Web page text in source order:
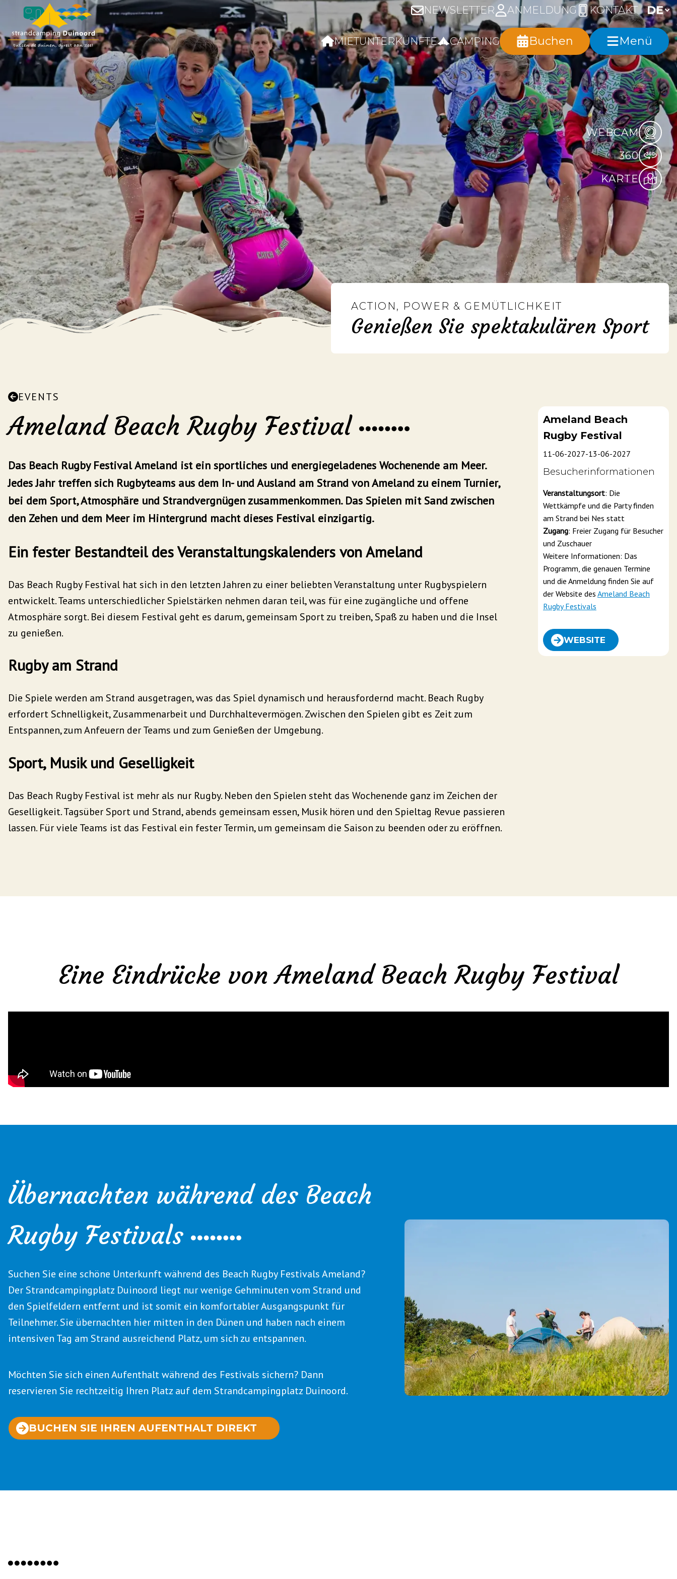
WEBCAM
360
KARTE
NEWSLETTER ANMELDUNG KONTAKT
MIETUNTERKÜNFTE CAMPING Buchen Menü
ACTION, POWER & GEMÜTLICHKEIT
Genießen Sie spektakulären Sport
EVENTS
Ameland Beach Rugby Festival
Das Beach Rugby Festival Ameland ist ein sportliches und energiegeladenes Wochenende am Meer.
Jedes Jahr treffen sich Rugbyteams aus dem In- und Ausland am Strand von Ameland zu einem Turnier,
bei dem Sport, Atmosphäre und Strandvergnügen zusammenkommen. Das Spielen mit Sand zwischen
den Zehen und dem Meer im Hintergrund macht dieses Festival einzigartig.
Ein fester Bestandteil des Veranstaltungskalenders von Ameland
Das Beach Rugby Festival hat sich in den letzten Jahren zu einer beliebten Veranstaltung unter Rugbyspielern
entwickelt. Teams unterschiedlicher Spielstärken nehmen daran teil, was für eine zugängliche und offene
Atmosphäre sorgt. Bei diesem Festival geht es darum, gemeinsam Sport zu treiben, Spaß zu haben und die Insel
zu genießen.
Rugby am Strand
Die Spiele werden am Strand ausgetragen, was das Spiel dynamisch und herausfordernd macht. Beach Rugby
erfordert Schnelligkeit, Zusammenarbeit und Durchhaltevermögen. Zwischen den Spielen gibt es Zeit zum
Entspannen, zum Anfeuern der Teams und zum Genießen der Umgebung.
Sport, Musik und Geselligkeit
Das Beach Rugby Festival ist mehr als nur Rugby. Neben den Spielen steht das Wochenende ganz im Zeichen der
Geselligkeit. Tagsüber Sport und Strand, abends gemeinsam essen, Musik hören und den Spieltag Revue passieren
lassen. Für viele Teams ist das Festival ein fester Termin, um gemeinsam die Saison zu beenden oder zu eröffnen.
Ameland Beach
Rugby Festival
11-06-2027-13-06-2027
Besucherinformationen
Veranstaltungsort: Die
Wettkämpfe und die Party finden
am Strand bei Nes statt
Zugang: Freier Zugang für Besucher
und Zuschauer
Weitere Informationen: Das
Programm, die genauen Termine
und die Anmeldung finden Sie auf
der Website des Ameland Beach
Rugby Festivals
WEBSITE
Eine Eindrücke von Ameland Beach Rugby Festival
Übernachten während des Beach
Rugby Festivals
Suchen Sie eine schöne Unterkunft während des Beach Rugby Festivals Ameland?
Der Strandcampingplatz Duinoord liegt nur wenige Gehminuten vom Strand und
den Spielfeldern entfernt und ist somit ein komfortabler Ausgangspunkt für
Teilnehmer. Sie übernachten hier mitten in den Dünen und haben nach einem
intensiven Tag am Strand ausreichend Platz, um sich zu entspannen.
Möchten Sie sich einen Aufenthalt während des Festivals sichern? Dann
reservieren Sie rechtzeitig Ihren Platz auf dem Strandcampingplatz Duinoord.
BUCHEN SIE IHREN AUFENTHALT DIREKT